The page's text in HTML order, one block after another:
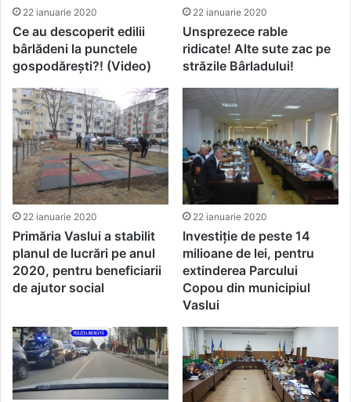
22 ianuarie 2020
Ce au descoperit edilii
bârlădeni la punctele
gospodărești?! (Video)
22 ianuarie 2020
Unsprezece rable
ridicate! Alte sute zac pe
străzile Bârladului!
22 ianuarie 2020
Primăria Vaslui a stabilit
planul de lucrări pe anul
2020, pentru beneficiarii
de ajutor social
22 ianuarie 2020
Investiție de peste 14
milioane de lei, pentru
extinderea Parcului
Copou din municipiul
Vaslui